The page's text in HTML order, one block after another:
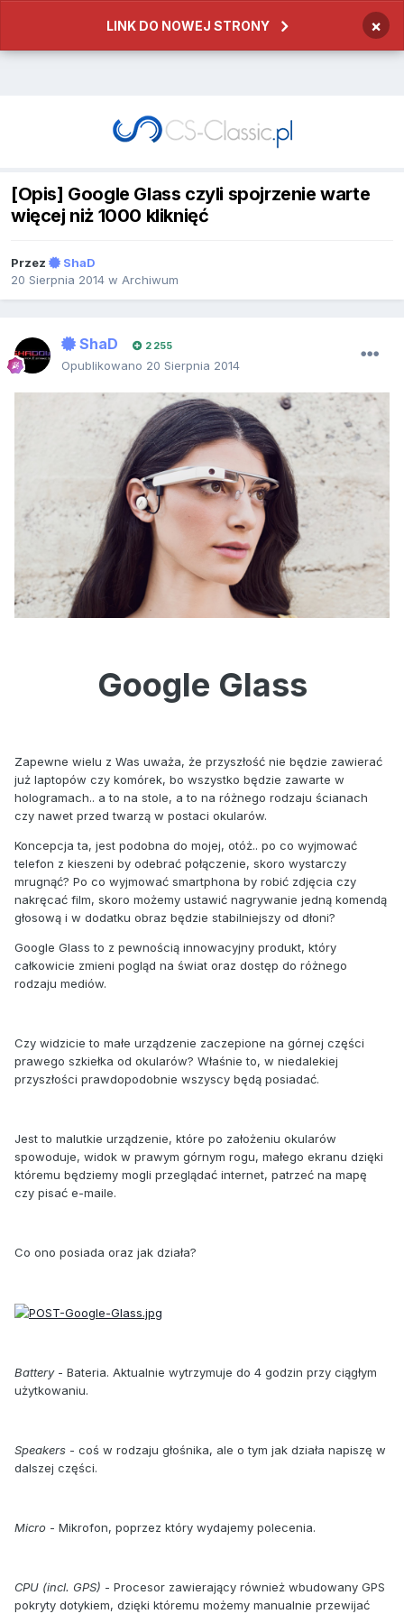
LINK DO NOWEJ STRONY ×
[Opis] Google Glass czyli spojrzenie warte
więcej niż 1000 kliknięć
Przez
ShaD
20 Sierpnia 2014 w Archiwum
ShaD 2 255
Opublikowano 20 Sierpnia 2014
Google Glass
Zapewne wielu z Was uważa, że przyszłość nie będzie zawierać
już laptopów czy komórek, bo wszystko będzie zawarte w
hologramach.. a to na stole, a to na różnego rodzaju ścianach
czy nawet przed twarzą w postaci okularów.
Koncepcja ta, jest podobna do mojej, otóż.. po co wyjmować
telefon z kieszeni by odebrać połączenie, skoro wystarczy
mrugnąć? Po co wyjmować smartphona by robić zdjęcia czy
nakręcać film, skoro możemy ustawić nagrywanie jedną komendą
głosową i w dodatku obraz będzie stabilniejszy od dłoni?
Google Glass to z pewnością innowacyjny produkt, który
całkowicie zmieni pogląd na świat oraz dostęp do różnego
rodzaju mediów.
Czy widzicie to małe urządzenie zaczepione na górnej części
prawego szkiełka od okularów? Właśnie to, w niedalekiej
przyszłości prawdopodobnie wszyscy będą posiadać.
Jest to malutkie urządzenie, które po założeniu okularów
spowoduje, widok w prawym górnym rogu, małego ekranu dzięki
któremu będziemy mogli przeglądać internet, patrzeć na mapę
czy pisać e-maile.
Co ono posiada oraz jak działa?
Battery- Bateria. Aktualnie wytrzymuje do 4 godzin przy ciągłym
użytkowaniu.
Speakers - coś w rodzaju głośnika, ale o tym jak działa napiszę w
dalszej części.
Micro - Mikrofon, poprzez który wydajemy polecenia.
CPU (incl. GPS) - Procesor zawierający również wbudowany GPS
pokryty dotykiem, dzięki któremu możemy manualnie przewijać